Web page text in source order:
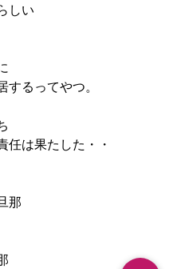
しい
するってやつ。
任は果たした・・
那